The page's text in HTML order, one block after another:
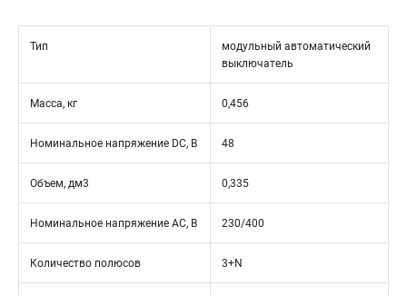
Тип
модульный автоматический
выключатель
Масса, кг 0,456
Номинальное напряжение DC, В 48
Объем, дм3 0,335
Номинальное напряжение АС, В 230/400
Количество полюсов 3+N